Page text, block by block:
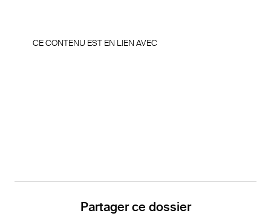
CE CONTENU EST EN LIEN AVEC
Partager ce dossier